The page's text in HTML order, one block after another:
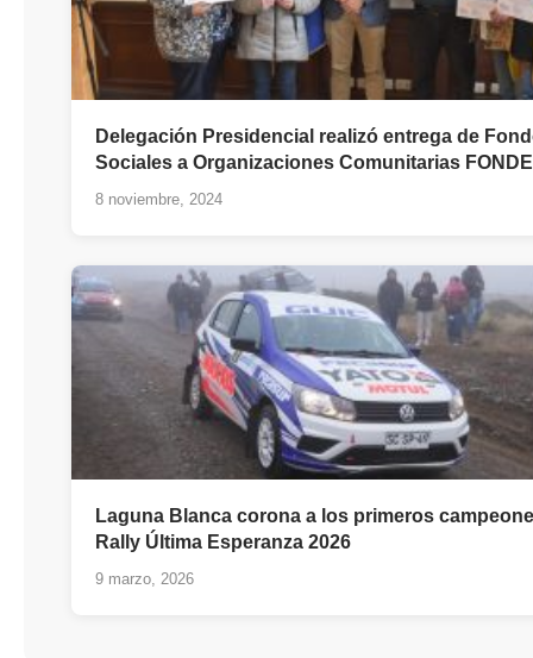
Delegación Presidencial realizó entrega de
Sociales a Organizaciones Comunitarias
8 noviembre, 2024
Laguna Blanca corona a los primeros
Rally Última Esperanza 2026
9 marzo, 2026